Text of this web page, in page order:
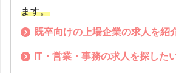
ます。
既卒向けの上場企業の求人を紹
IT・営業・事務の求人を探した